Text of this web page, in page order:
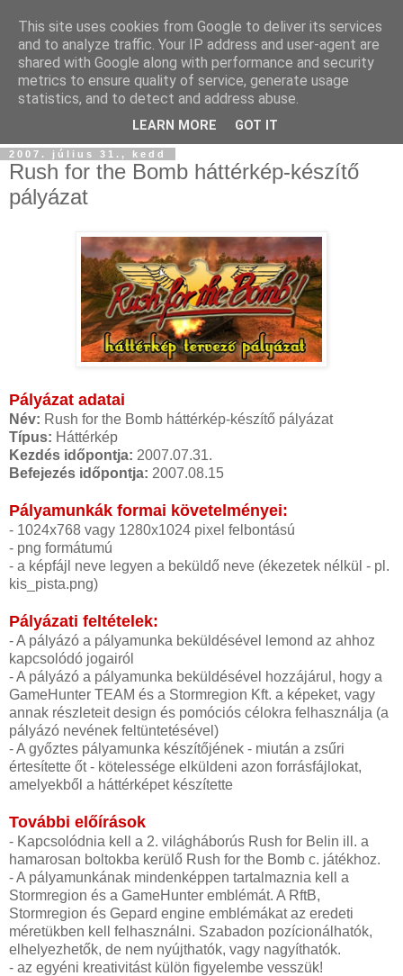
2007. július 31., kedd
Rush for the Bomb háttérkép-készítő
pályázat
Pályázat adatai
Név: Rush for the Bomb háttérkép-készítő pályázat
Típus: Háttérkép
Kezdés időpontja: 2007.07.31.
Befejezés időpontja: 2007.08.15
Pályamunkák formai követelményei:
- 1024x768 vagy 1280x1024 pixel felbontású
- png formátumú
- a képfájl neve legyen a beküldő neve (ékezetek nélkül - pl.
kis_pista.png)
Pályázati feltételek:
- A pályázó a pályamunka beküldésével lemond az ahhoz
kapcsolódó jogairól
- A pályázó a pályamunka beküldésével hozzájárul, hogy a
GameHunter TEAM és a Stormregion Kft. a képeket, vagy
annak részleteit design és pomóciós célokra felhasználja (a
pályázó nevének feltüntetésével)
- A győztes pályamunka készítőjének - miután a zsűri
értesítette őt - kötelessége elküldeni azon forrásfájlokat,
amelyekből a háttérképet készítette
További előírások
- Kapcsolódnia kell a 2. világháborús Rush for Belin ill. a
hamarosan boltokba kerülő Rush for the Bomb c. játékhoz.
- A pályamunkának mindenképpen tartalmaznia kell a
Stormregion és a GameHunter emblémát. A RftB,
Stormregion és Gepard engine emblémákat az eredeti
méretükben kell felhasználni. Szabadon pozícionálhatók,
elhelyezhetők, de nem nyújthatók, vagy nagyíthatók.
- az egyéni kreativitást külön figyelembe vesszük!
This site uses cookies from Google to deliver its services
and to analyze traffic. Your IP address and user-agent are
shared with Google along with performance and security
metrics to ensure quality of service, generate usage
statistics, and to detect and address abuse.
LEARN MORE GOT IT